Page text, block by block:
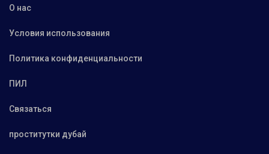
О нас
Условия использования
Политика конфиденциальности
ПИЛ
Связаться
проститутки дубай